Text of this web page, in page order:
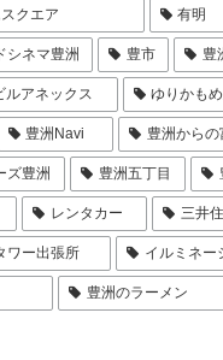
クエア 有明
シネマ豊洲 豊市 豊
ルアネックス ゆりかも
豊洲Navi 豊洲からの
ズ豊洲 豊洲五丁目
レンタカー 三井
ワー出張所 イルミネー
豊洲のラーメン